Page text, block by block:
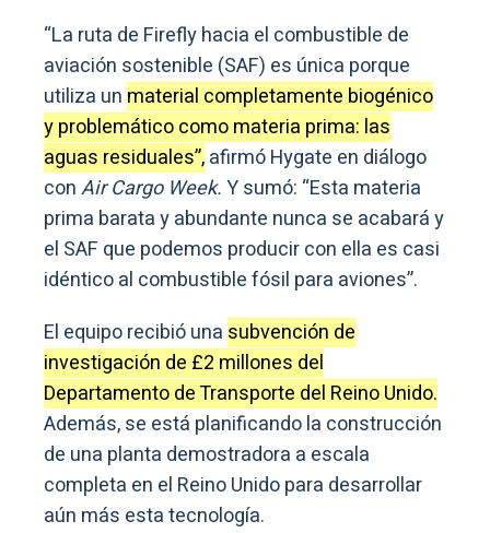
“La ruta de Firefly hacia el combustible de
aviación sostenible (SAF) es única porque
utiliza un material completamente biogénico
y problemático como materia prima: las
aguas residuales”,afirmó Hygate en diálogo
conAir Cargo Week.Y sumó: “Esta materia
prima barata y abundante nunca se acabará y
el SAF que podemos producir con ella es casi
idéntico al combustible fósil para aviones”.
El equipo recibió una subvención de
investigación de £2 millones del
Departamento de Transporte del Reino Unido.
Además, se está planificando la construcción
de una planta demostradora a escala
completa en el Reino Unido para desarrollar
aún más esta tecnología.